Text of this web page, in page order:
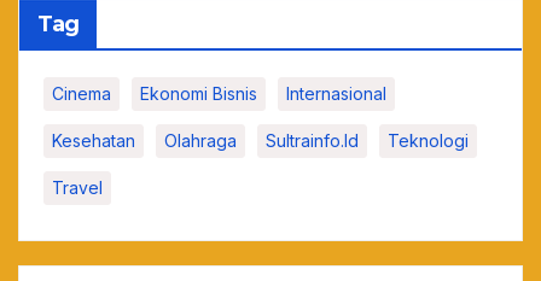
Tag
Cinema Ekonomi Bisnis Internasional
Kesehatan Olahraga Sultrainfo.id Teknologi
Travel